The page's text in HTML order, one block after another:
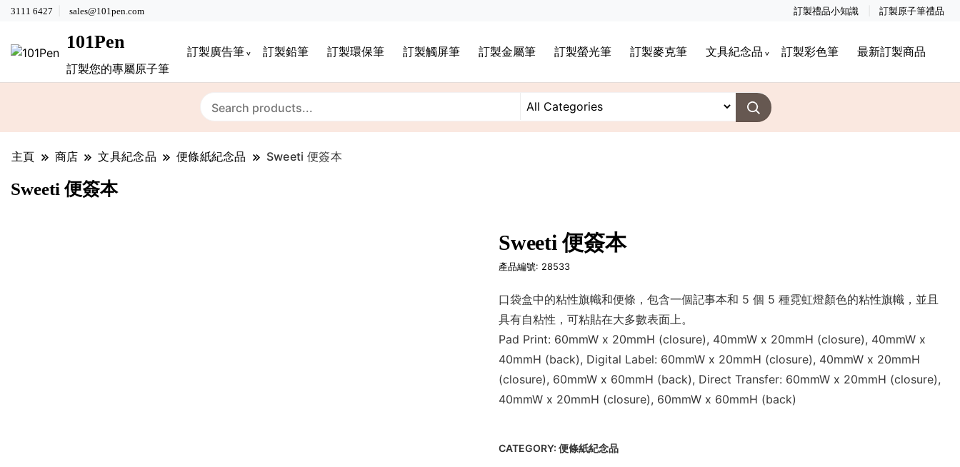
3111 6427 sales@101pen.com 訂製禮品小知識 訂製原子筆禮品
101Pen
訂製您的專屬原子筆
訂製廣告筆 訂製鉛筆 訂製環保筆 訂製觸屏筆 訂製金屬筆 訂製螢光筆 訂製麥克筆 文具紀念品 訂製彩色筆 最新訂製商品
主頁 商店 文具紀念品 便條紙紀念品 Sweeti 便簽本
Sweeti 便簽本
Sweeti 便簽本
產品編號: 28533
口袋盒中的粘性旗幟和便條，包含一個記事本和 5 個 5 種霓虹燈顏色的粘性旗幟，並且
具有自粘性，可粘貼在大多數表面上。
Pad Print: 60mmW x 20mmH (closure), 40mmW x 20mmH (closure), 40mmW x
40mmH (back), Digital Label: 60mmW x 20mmH (closure), 40mmW x 20mmH
(closure), 60mmW x 60mmH (back), Direct Transfer: 60mmW x 20mmH (closure),
40mmW x 20mmH (closure), 60mmW x 60mmH (back)
CATEGORY:便條紙紀念品